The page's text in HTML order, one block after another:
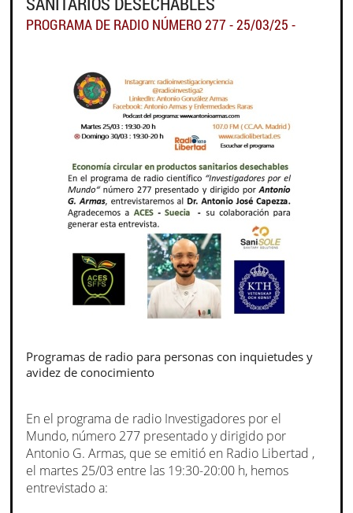
PROGRAMA DE RADIO NÚMERO 277 - 25/03/25 -
Programas de radio para personas con inquietudes y
avidez de conocimiento
En el programa de radio Investigadores por el
Mundo, número 277 presentado y dirigido por
Antonio G. Armas, que se emitió en Radio Libertad ,
el martes 25/03 entre las 19:30-20:00 h, hemos
entrevistado a: